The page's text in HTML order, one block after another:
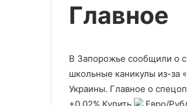
Главное
В Запорожье сообщили о
школьные каникулы из-за
Украины. Главное о
ФСБ обвинила жителя
о